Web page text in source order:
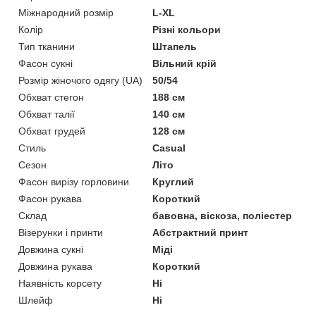
Міжнародний розмір
L-XL
Колір
Різні кольори
Тип тканини
Штапель
Фасон сукні
Вільний крій
Розмір жіночого одягу (UA)
50/54
Обхват стегон
188 см
Обхват талії
140 см
Обхват грудей
128 см
Стиль
Casual
Сезон
Літо
Фасон вирізу горловини
Круглий
Фасон рукава
Короткий
Склад
бавовна, віскоза, поліестер
Візерунки і принти
Абстрактний принт
Довжина сукні
Міді
Довжина рукава
Короткий
Наявність корсету
Ні
Шлейф
Ні